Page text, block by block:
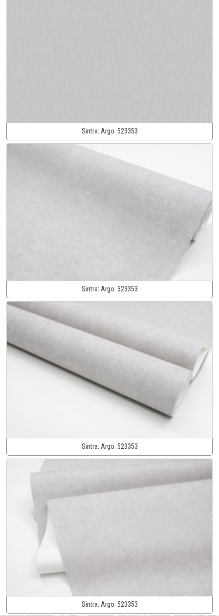
Sintra: Argo: 523353
Sintra: Argo: 523353
Sintra: Argo: 523353
Sintra: Argo: 523353